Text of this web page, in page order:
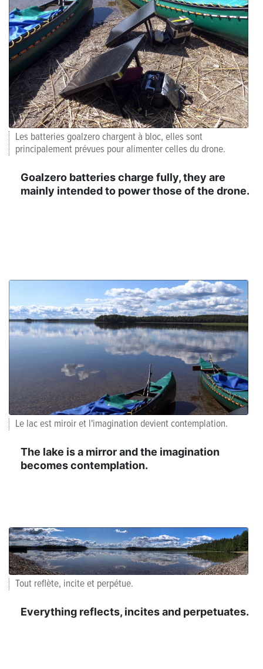
Les batteries goalzero chargent à bloc, elles sont
principalement prévues pour alimenter celles du drone.
Goalzero batteries charge fully, they are
mainly intended to power those of the drone.
Le lac est miroir et l'imagination devient contemplation.
The lake is a mirror and the imagination
becomes contemplation.
Tout reflète, incite et perpétue.
Everything reflects, incites and perpetuates.